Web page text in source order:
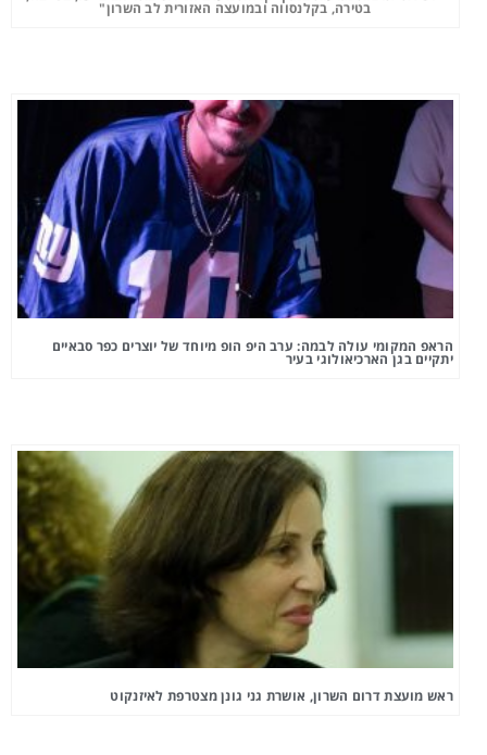
בטירה, בקלנסווה ובמועצה האזורית לב השרון"
הראפ המקומי עולה לבמה: ערב היפ הופ מיוחד של יוצרים כפר סבאיים
יתקיים בגן הארכיאולוגי בעיר
ראש מועצת דרום השרון, אושרת גני גונן מצטרפת לאיזנקוט